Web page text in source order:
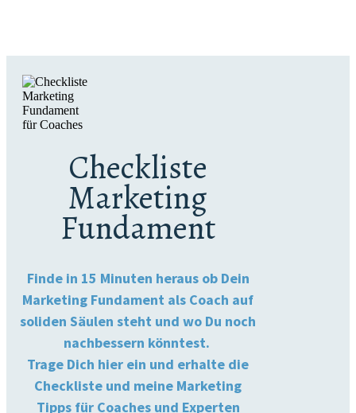
​Checkliste
Marketing
Fundament
Finde in 15 Minuten heraus ob Dein
Marketing Fundament als Coach auf
soliden Säulen steht und wo Du noch
nachbessern könntest. ​
Trage Dich hier ein und erhalte die
Checkliste und ​meine Marketing
Tipps für Coaches und ​Experten